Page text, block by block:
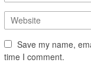
Save my name,
time I comment.